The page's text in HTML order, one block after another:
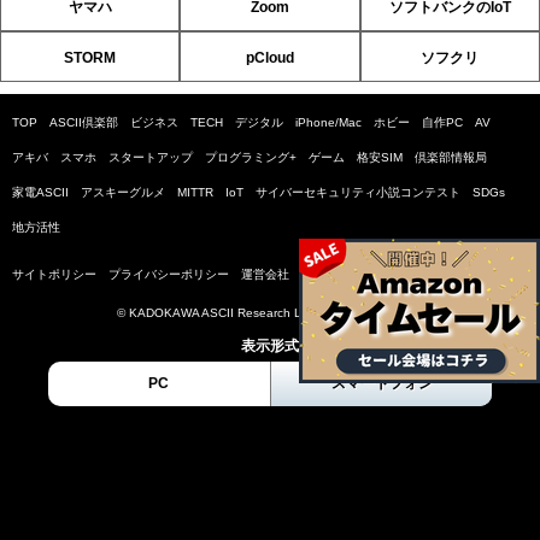
ヤマハ Zoom ソフトバンクのIoT
STORM pCloud ソフクリ
TOP ASCII倶楽部 ビジネス TECH デジタル iPhone/Mac ホビー 自作PC AV
アキバ スマホ スタートアップ プログラミング+ ゲーム 格安SIM 倶楽部情報局
家電ASCII アスキーグルメ MITTR IoT サイバーセキュリティ小説コンテスト SDGs
地方活性
サイトポリシー プライバシーポリシー 運営会社 お問い合わせ 広告掲載
© KADOKAWA ASCII Research Laboratories, Inc. 2026
表示形式
PC スマートフォン